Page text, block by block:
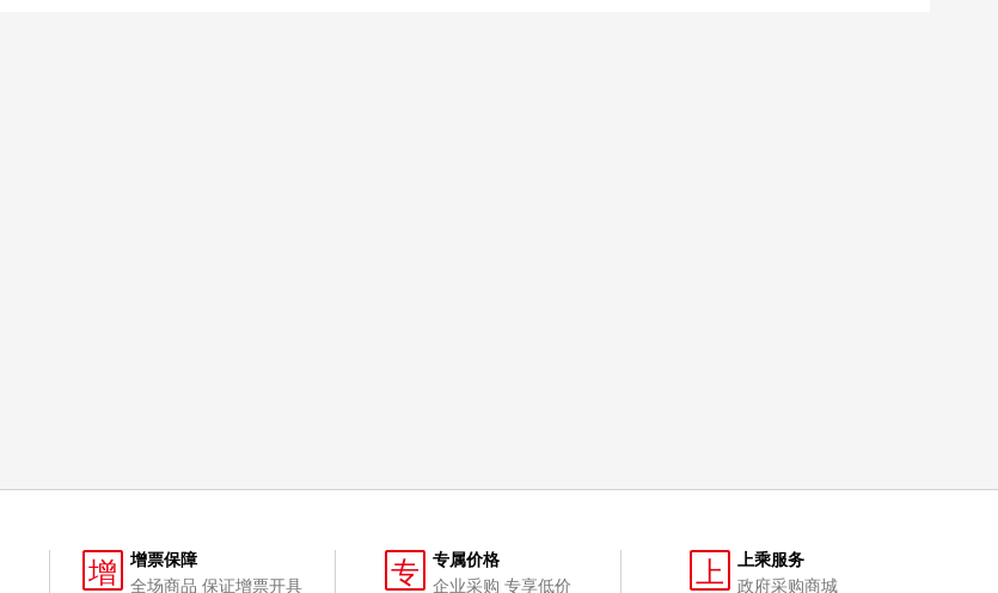
增
增票保障
全场商品 保证增票开具
专
专属价格
企业采购 专享低价
上
上乘服务
政府采购商城